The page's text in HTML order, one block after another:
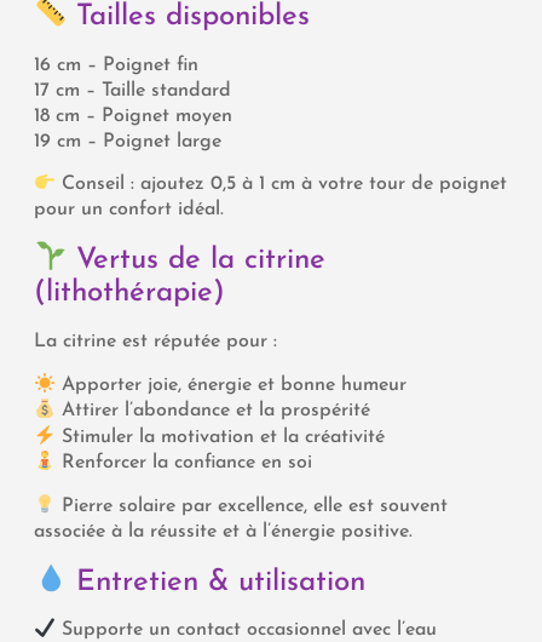
Tailles disponibles
16 cm – Poignet fin
17 cm – Taille standard
18 cm – Poignet moyen
19 cm – Poignet large
Conseil : ajoutez 0,5 à 1 cm à votre tour de poignet
pour un confort idéal.
Vertus de la citrine
(lithothérapie)
La citrine est réputée pour :
Apporter joie, énergie et bonne humeur
Attirer l’abondance et la prospérité
Stimuler la motivation et la créativité
Renforcer la confiance en soi
Pierre solaire par excellence, elle est souvent
associée à la réussite et à l’énergie positive.
Entretien & utilisation
Supporte un contact occasionnel avec l’eau